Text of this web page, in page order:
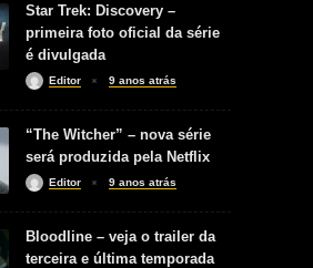
Star Trek: Discovery –
primeira foto oficial da série
é divulgada
Editor 9 anos atrás
“The Witcher” – nova série
será produzida pela Netflix
Editor 9 anos atrás
Bloodline – veja o trailer da
terceira e última temporada